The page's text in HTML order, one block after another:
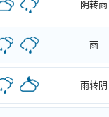
阴转雨
雨
雨转阴